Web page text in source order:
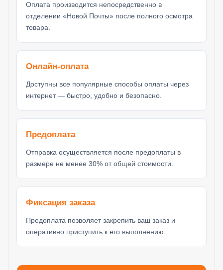
Оплата производится непосредственно в
отделении «Новой Почты» после полного осмотра
товара.
Онлайн-оплата
Доступны все популярные способы оплаты через
интернет — быстро, удобно и безопасно.
Предоплата
Отправка осуществляется после предоплаты в
размере не менее 30% от общей стоимости.
Фиксация заказа
Предоплата позволяет закрепить ваш заказ и
оперативно приступить к его выполнению.